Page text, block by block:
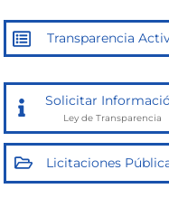
contenido
Transparencia
Solicitar
Ley de Transparencia
Licitaciones